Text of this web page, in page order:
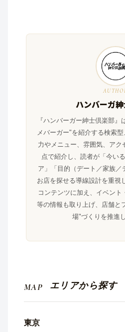
ハンバーガ
『ハンバーガー紳士倶楽部
メバーガー"を紹介する検索
力やメニュー、雰囲気、アク
点で紹介し、読者が「今い
ア」「目的（デート／家族／
お店を探せる導線設計を重視
コンテンツに加え、イベン
等の情報も取り上げ、店舗と
場"づくりを推進
MAP エリアから探す
東京